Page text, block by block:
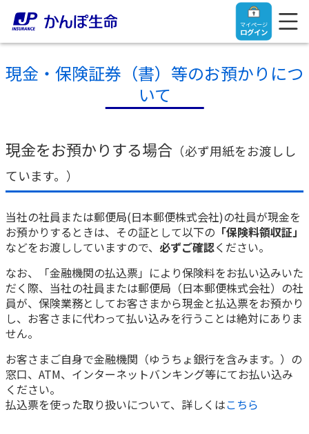
マイページ
ログイン
ご契約者さま
マイページログイン
入院保険金・手術保険金のご請求
お手続き一覧
きっかけ・できごとから探す
保険をご検討中のお客さま
養老保険
定期保険
学資保険
法人のお客さま
【まずはご相談ください】企業経営でお悩みの方はこ
ちら
目的から探す
お役立ち情報
かんぽ生命の団体取扱い
お役立ち情報
かんぽのLifeサポートナビ
かんぽ生命について
よくあるご質問
お問い合わせ
現金・保険証券（書）等のお預かりにつ
いて
現金をお預かりする場合 （必ず用紙をお渡しし
ています。）
当社の社員または郵便局(日本郵便株式会社)の社員が現金を
お預かりするときは、その証として以下の 「保険料領収証」
などをお渡ししていますので、 必ずご確認ください。
なお、「金融機関の払込票」により保険料をお払い込みいた
だく際、当社の社員または郵便局（日本郵便株式会社）の社
員が、保険業務としてお客さまから現金と払込票をお預かり
し、お客さまに代わって払い込みを行うことは絶対にありま
せん。
お客さまご自身で金融機関（ゆうちょ銀行を含みます。）の
窓口、ATM、インターネットバンキング等にてお払い込み
ください。
払込票を使った取り扱いについて、詳しくはこちら